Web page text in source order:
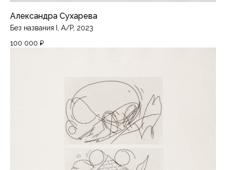
Александра Сухарева
Без названия I, A/P, 2023
100 000 ₽